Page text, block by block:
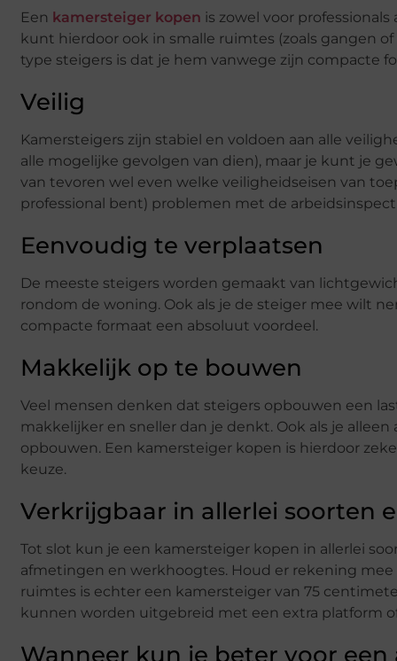
Een kamersteiger kopen is zowel voor
kunt hierdoor ook in smalle ruimtes (zoals gangen
type steigers is dat je hem vanwege zijn compacte
Veilig
Kamersteigers zijn stabiel en voldoen aan alle
alle mogelijke gevolgen van dien), maar je kunt je
van tevoren wel even welke veiligheidseisen van
professional bent) problemen met de
Eenvoudig te verplaatsen
De meeste steigers worden gemaakt van
rondom de woning. Ook als je de steiger mee wilt
compacte formaat een absoluut voordeel.
Makkelijk op te bouwen
Veel mensen denken dat steigers opbouwen een
makkelijker en sneller dan je denkt. Ook als je
opbouwen. Een kamersteiger kopen is hierdoor
keuze.
Verkrijgbaar in allerlei soorten
Tot slot kun je een kamersteiger kopen in allerlei
afmetingen en werkhoogtes. Houd er rekening mee
ruimtes is echter een kamersteiger van 75
kunnen worden uitgebreid met een extra platform
Wanneer kun je beter voor